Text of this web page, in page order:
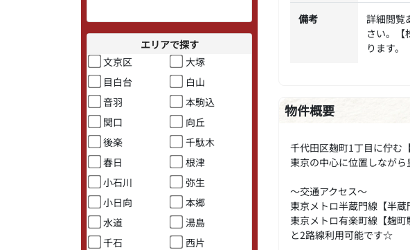
エリアで探す
文京区
大塚
目白台
白山
音羽
本駒込
関口
向丘
後楽
千駄木
春日
根津
小石川
弥生
小日向
本郷
水道
湯島
千石
西片
備考
詳細閲覧
さい。
ります。
物件概要
千代田区麹町1丁目に佇む
東京の中心に位置しなが
～交通アクセス～
東京メトロ半蔵門線【半
東京メトロ有楽町線【麹
と2路線利用可能です☆